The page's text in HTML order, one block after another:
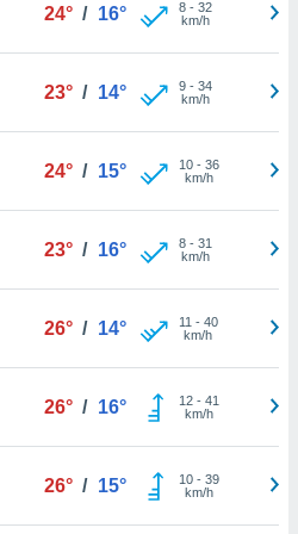
24° / 16° 8- 32
km/h
23° / 14° 9- 34
km/h
24° / 15° 10- 36
km/h
23° / 16° 8- 31
km/h
26° / 14° 11 - 40
km/h
26° / 16° 12- 41
km/h
26° / 15° 10- 39
km/h